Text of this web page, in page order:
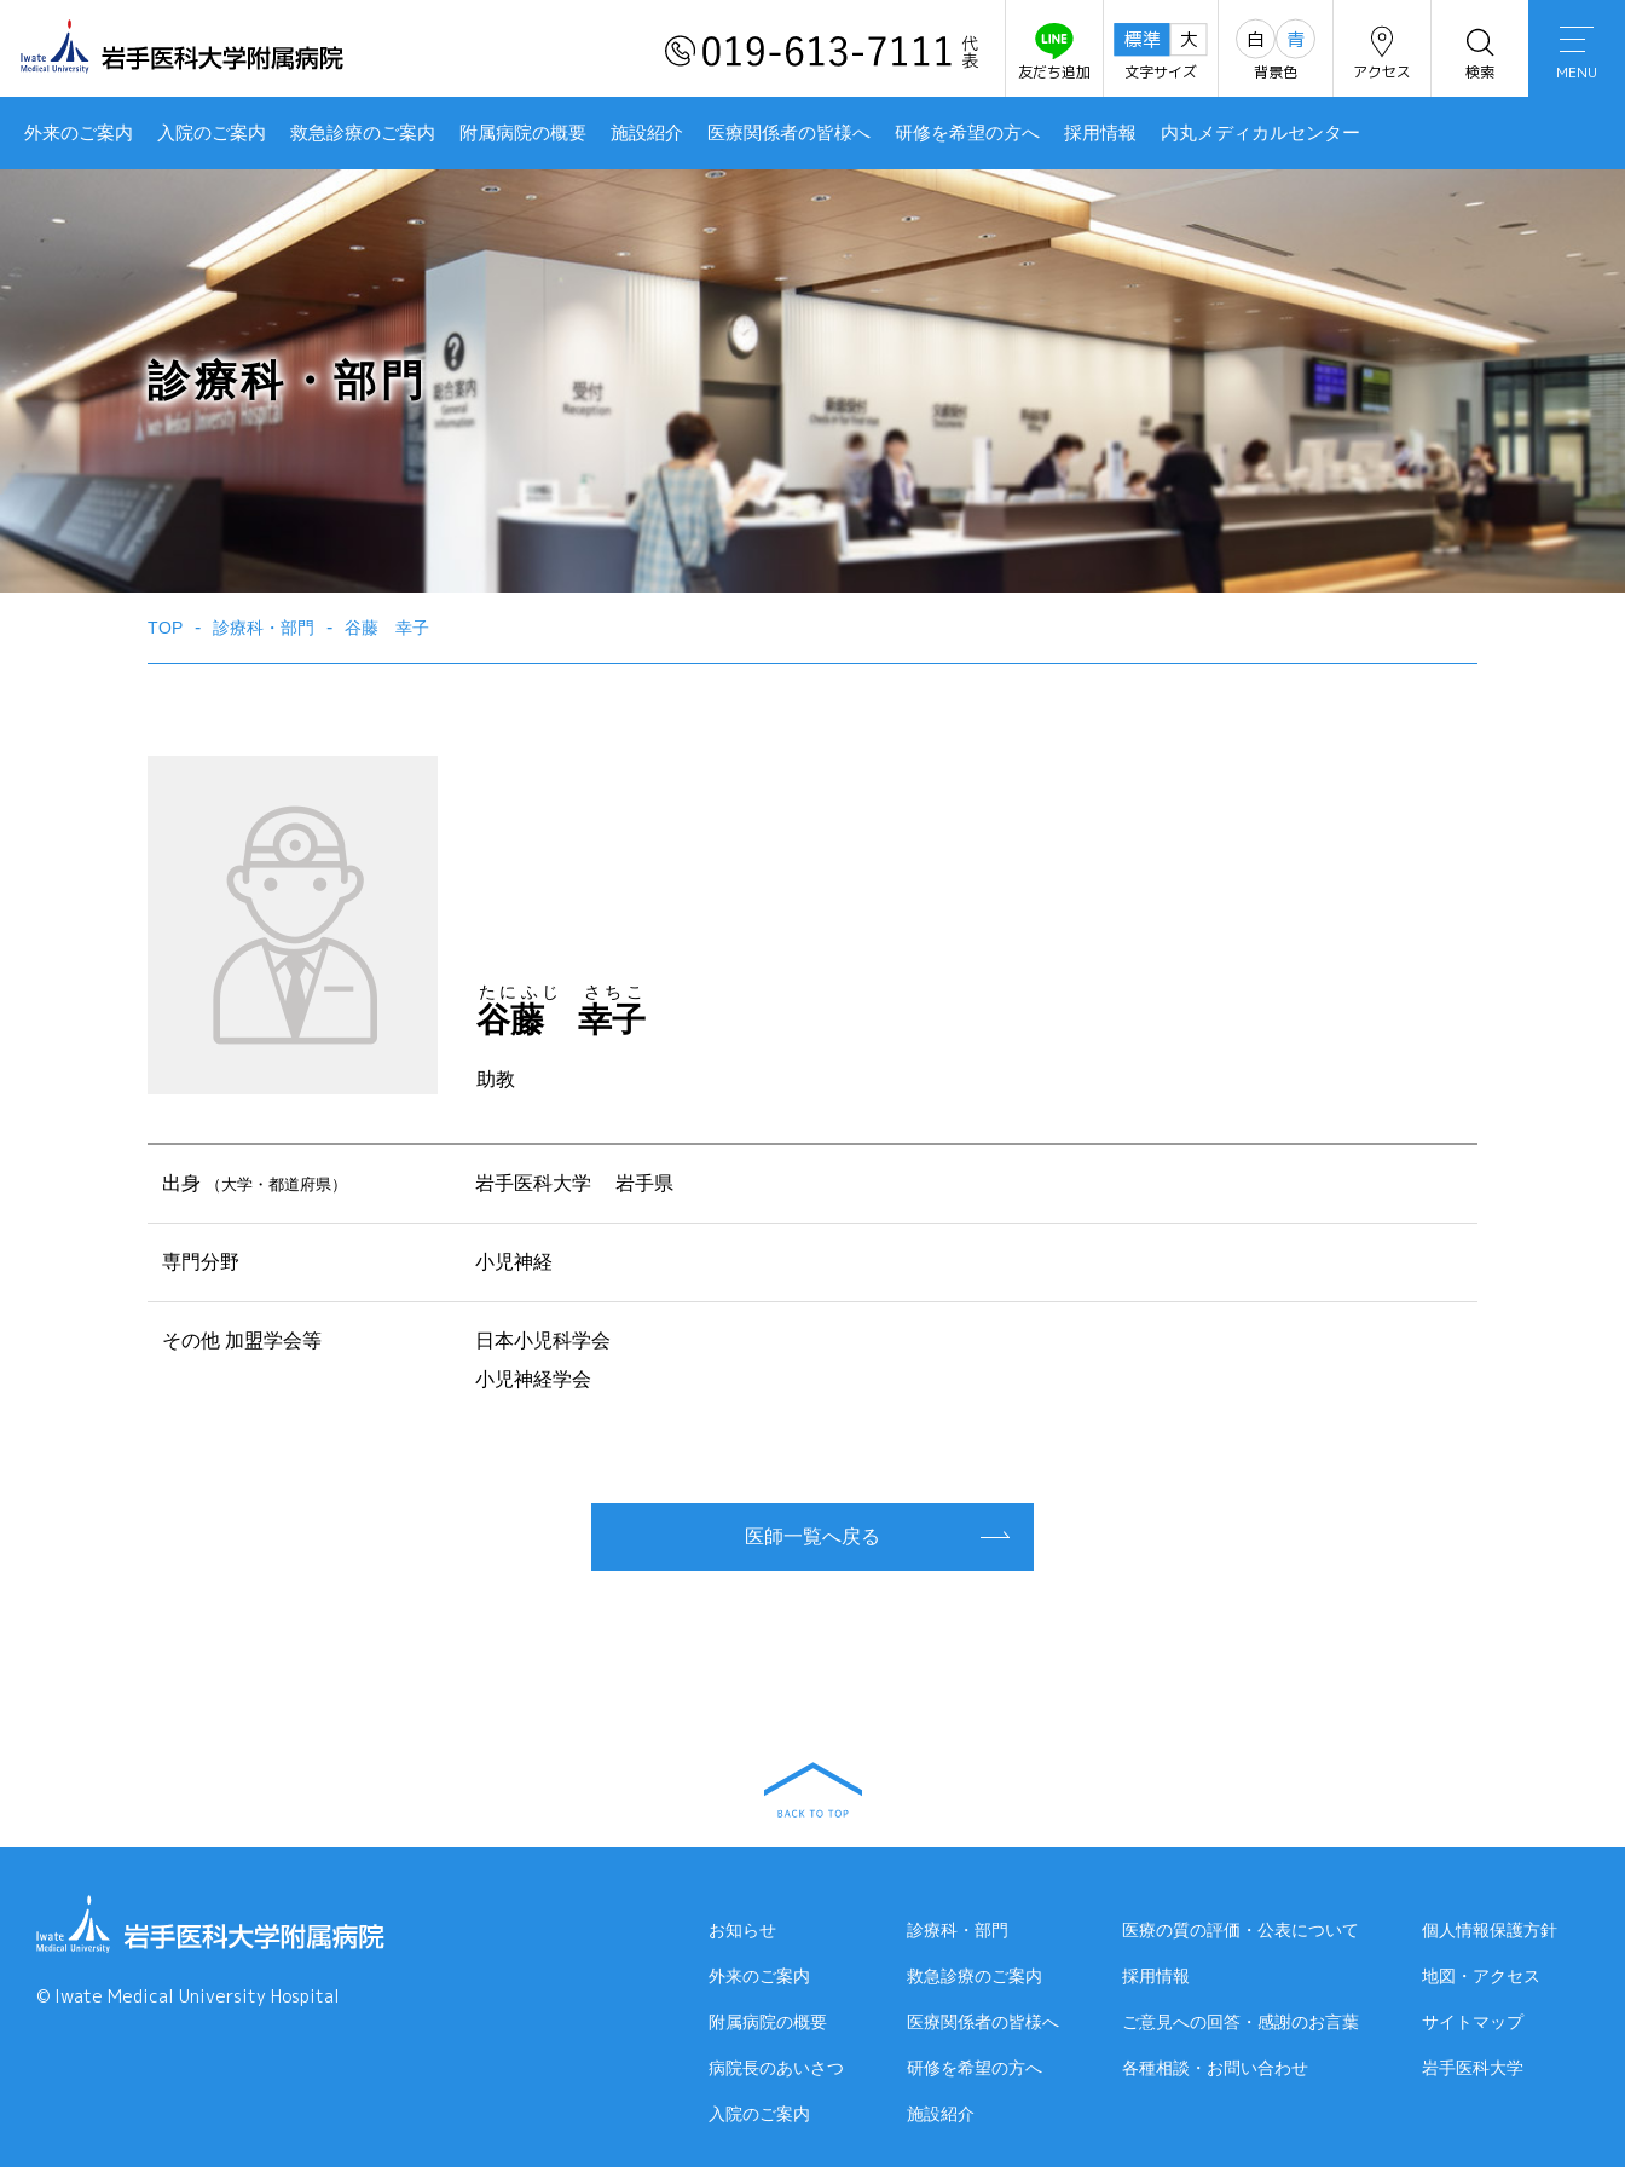
友だち追加 文字サイズ
標準 大
背景色
白 青
アクセス 検索 MENU
外来のご案内 入院のご案内 救急診療のご案内 附属病院の概要 施設紹介 医療関係者の皆様へ 研修を希望の方へ 採用情報 内丸メディカルセンター
診療科・部門
TOP 診療科・部門 谷藤 幸子
谷藤 幸子
たにふじ さちこ
助教
出身 （大学・都道府県） 岩手医科大学 岩手県
専門分野 小児神経
その他 加盟学会等
日本小児科学会
小児神経学会
医師一覧へ戻る
お知らせ
外来のご案内
附属病院の概要
病院長のあいさつ
入院のご案内
診療科・部門
救急診療のご案内
医療関係者の皆様へ
研修を希望の方へ
施設紹介
医療の質の評価・公表について
採用情報
ご意見への回答・感謝のお言葉
各種相談・お問い合わせ
個人情報保護方針
地図・アクセス
サイトマップ
岩手医科大学
© Iwate Medical University Hospital